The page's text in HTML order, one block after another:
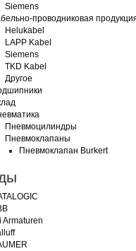
Siemens
проводниковая
Helukabel
LAPP Kabel
Siemens
TKD Kabel
Другое
Пневмоцилиндры
Пневмоклапаны
Пневмоклапан Burkert
Armaturen